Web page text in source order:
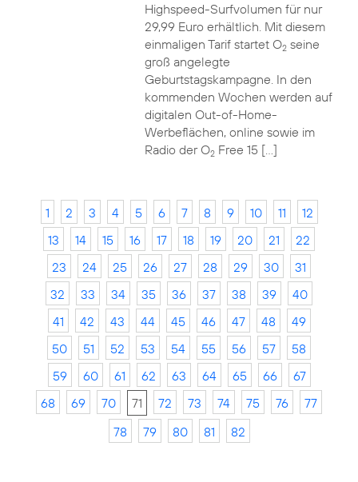
Highspeed-Surfvolumen für nur
29,99 Euro erhältlich. Mit diesem
einmaligen Tarif startet O2seine
groß angelegte
Geburtstagskampagne. In den
kommenden Wochen werden auf
digitalen Out-of-Home-
Werbeflächen, online sowie im
Radio der O2Free 15 […]
1 2 3 4 5 6 7 8 9 10 11
12
13
14 15 16 17 18 19 20 21
22
23
24 25 26 27 28 29 30
31
32
33 34 35 36 37 38 39
40
41
42 43 44 45 46 47 48
49
50
51 52 53 54 55 56 57
58
59
60 61 62 63 64 65 66
67
68
69 70 71 72 73 74 75 76
77
78
79 80 81 82